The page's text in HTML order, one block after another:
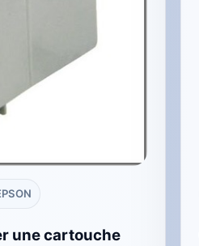
une cartouche